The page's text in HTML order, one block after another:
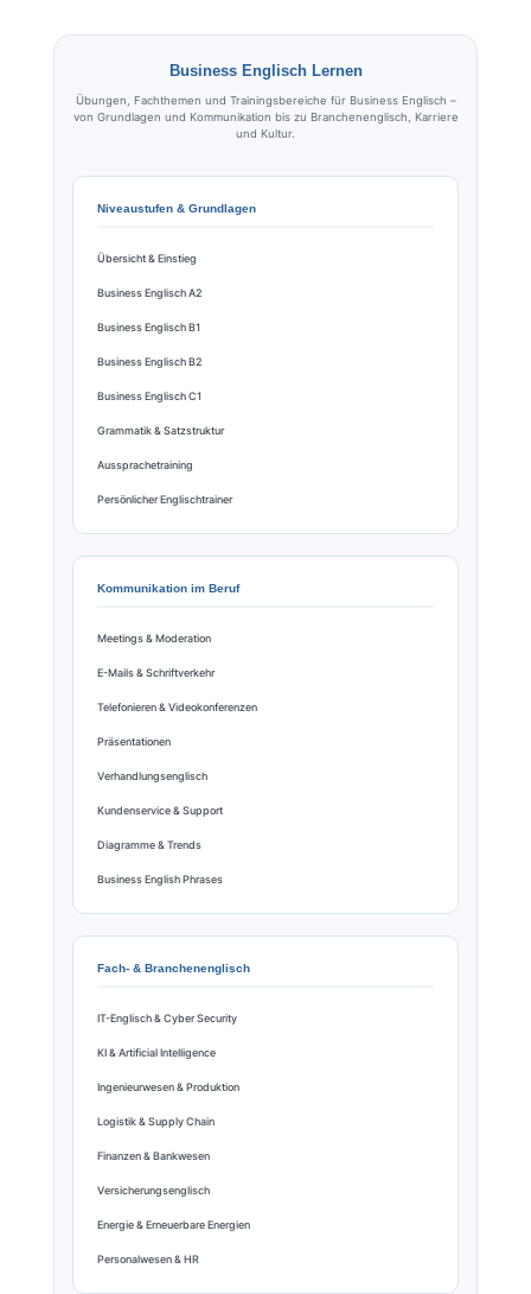
Business Englisch Lernen
Übungen, Fachthemen und Trainingsbereiche für Business Englisch –
von Grundlagen und Kommunikation bis zu Branchenenglisch, Karriere
und Kultur.
Niveaustufen & Grundlagen
Übersicht & Einstieg
Business Englisch A2
Business Englisch B1
Business Englisch B2
Business Englisch C1
Grammatik & Satzstruktur
Aussprachetraining
Persönlicher Englischtrainer
Kommunikation im Beruf
Meetings & Moderation
E-Mails & Schriftverkehr
Telefonieren & Videokonferenzen
Präsentationen
Verhandlungsenglisch
Kundenservice & Support
Diagramme & Trends
Business English Phrases
Fach- & Branchenenglisch
IT-Englisch & Cyber Security
KI & Artificial Intelligence
Ingenieurwesen & Produktion
Logistik & Supply Chain
Finanzen & Bankwesen
Versicherungsenglisch
Energie & Erneuerbare Energien
Personalwesen & HR